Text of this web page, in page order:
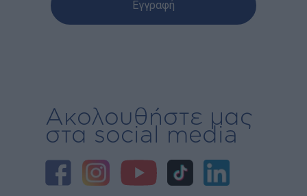
Ακολουθήστε μας
στα social media